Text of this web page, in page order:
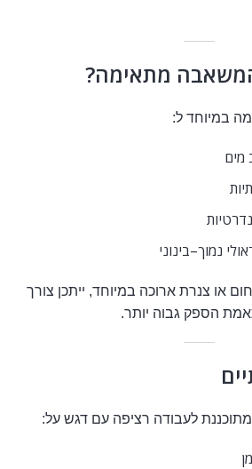
המשאבה מתאימה?
נמוך–בינוני
או צנרת ארוכה במיוחד, ייתכן צורך
הספק גבוה יותר.